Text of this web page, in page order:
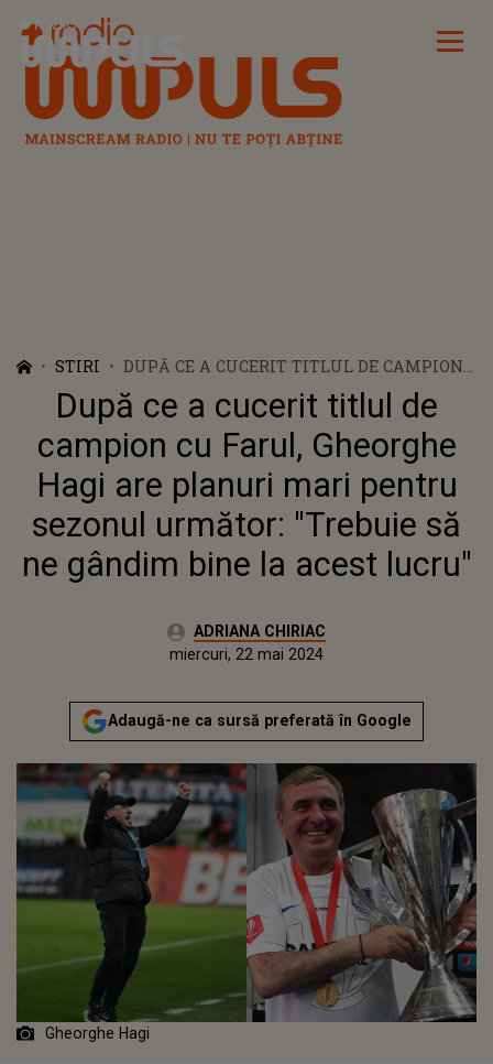
Radio Impuls
STIRI
DUPĂ CE A CUCERIT TITLUL DE CAMPION
CU FARUL, GHEORGHE HAGI ARE PLANURI
MARI PENTRU SEZONUL URMĂTOR:
"TREBUIE SĂ NE GÂNDIM BINE LA ACEST
LUCRU"
După ce a cucerit titlul de
campion cu Farul, Gheorghe
Hagi are planuri mari pentru
sezonul următor: "Trebuie să
ne gândim bine la acest lucru"
Autor:ADRIANA CHIRIAC
Actualizat:
miercuri, 22 mai 2024
Adaugă-ne ca sursă preferată în Google
Gheorghe Hagi